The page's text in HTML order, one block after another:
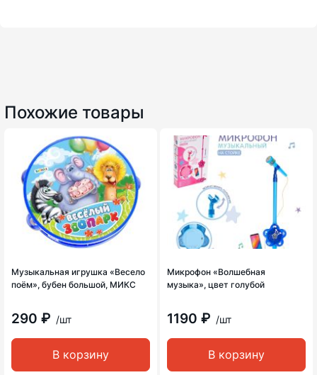
Похожие товары
Музыкальная игрушка «Весело
поём», бубен большой, МИКС
290 ₽ /шт
В корзину
Микрофон «Волшебная
музыка», цвет голубой
1190 ₽ /шт
В корзину